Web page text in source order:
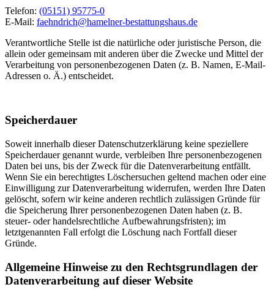
Telefon: (05151) 95775-0
E-Mail: faehndrich@hamelner-bestattungshaus.de
Verantwortliche Stelle ist die natürliche oder juristische Person, die
allein oder gemeinsam mit anderen über die Zwecke und Mittel der
Verarbeitung von personenbezogenen Daten (z. B. Namen, E-Mail-
Adressen o. Ä.) entscheidet.
Speicherdauer
Soweit innerhalb dieser Datenschutzerklärung keine speziellere
Speicherdauer genannt wurde, verbleiben Ihre personenbezogenen
Daten bei uns, bis der Zweck für die Datenverarbeitung entfällt.
Wenn Sie ein berechtigtes Löschersuchen geltend machen oder eine
Einwilligung zur Datenverarbeitung widerrufen, werden Ihre Daten
gelöscht, sofern wir keine anderen rechtlich zulässigen Gründe für
die Speicherung Ihrer personenbezogenen Daten haben (z. B.
steuer- oder handelsrechtliche Aufbewahrungsfristen); im
letztgenannten Fall erfolgt die Löschung nach Fortfall dieser
Gründe.
Allgemeine Hinweise zu den Rechtsgrundlagen der
Datenverarbeitung auf dieser Website